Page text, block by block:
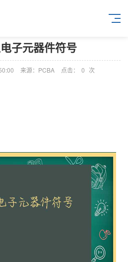
子元器件符号
来源：PCBA 点击： 0 次